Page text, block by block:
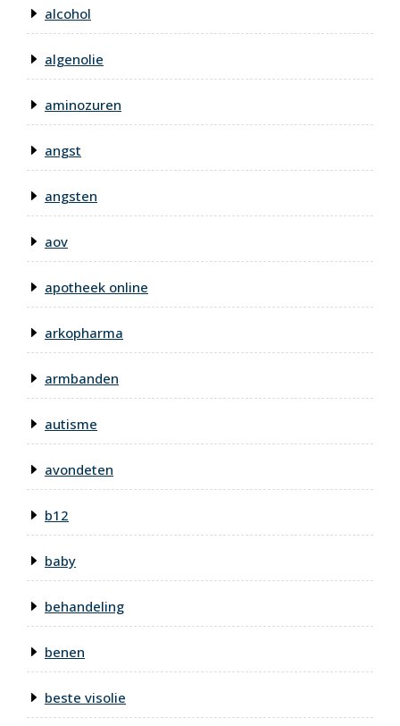
alcohol
algenolie
aminozuren
angst
angsten
aov
apotheek online
arkopharma
armbanden
autisme
avondeten
b12
baby
behandeling
benen
beste visolie